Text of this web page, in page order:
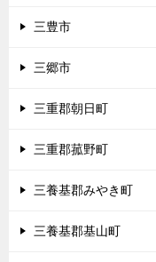
三豊市
三郷市
三重郡朝日町
三重郡菰野町
三養基郡みやき町
三養基郡基山町